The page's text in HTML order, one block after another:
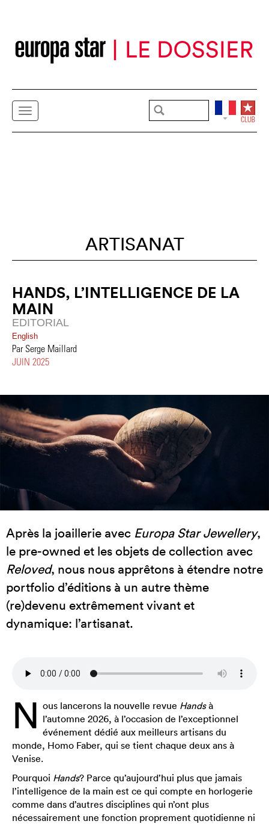
ARTISANAT
HANDS, L’INTELLIGENCE DE LA
MAIN
EDITORIAL
English
Par Serge Maillard
JUIN 2025
Après la joaillerie avec Europa Star Jewellery,
le pre-owned et les objets de collection avec
Reloved, nous nous apprêtons à étendre notre
portfolio d’éditions à un autre thème
(re)devenu extrêmement vivant et
dynamique: l’artisanat.
N ous lancerons la nouvelle revue Handsà
l’automne 2026, à l’occasion de l’exceptionnel
événement dédié aux meilleurs artisans du
monde, Homo Faber, qui se tient chaque deux ans à
Venise.
Pourquoi Hands? Parce qu’aujourd’hui plus que jamais
l’intelligence de la main est ce qui compte en horlogerie
comme dans d’autres disciplines qui n’ont plus
nécessairement une fonction proprement quotidienne ni